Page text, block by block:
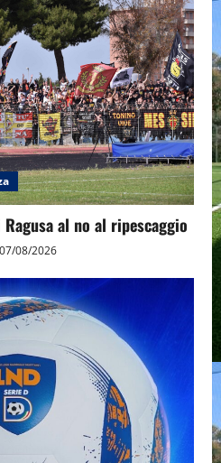
al no al ripescaggio
07/08/2026